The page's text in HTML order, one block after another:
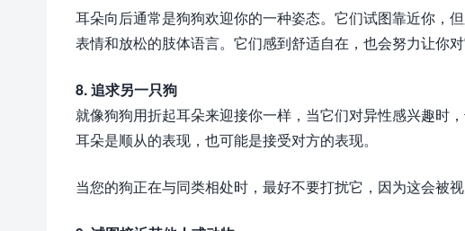
耳朵向后通常是狗狗欢迎你的一种姿态。它们试图靠近你，
表情和放松的肢体语言。它们感到舒适自在，也会努力让你对
8. 追求另一只狗
就像狗狗用折起耳朵来迎接你一样，当它们对异性感兴趣时
耳朵是顺从的表现，也可能是接受对方的表现。
当您的狗正在与同类相处时，最好不要打扰它，因为这会被